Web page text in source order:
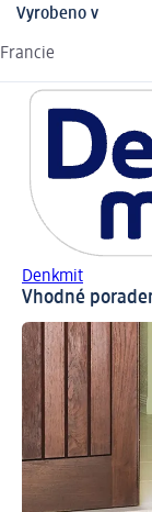
Vyrobeno v
Francie
Denkmit
Vhodné